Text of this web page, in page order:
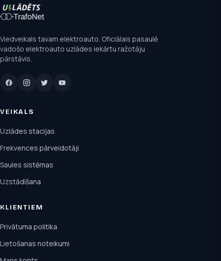
Viedveikals tavam elektroauto. Oficiālais pasaulē
vadošo elektroauto uzlādes iekārtu ražotāju
pārstāvis.
VEIKALS
Uzlādes stacijas
Frekvences pārveidotāji
Saules sistēmas
Uzstādīšana
KLIENTIEM
Privātuma politika
Lietošanas noteikumi